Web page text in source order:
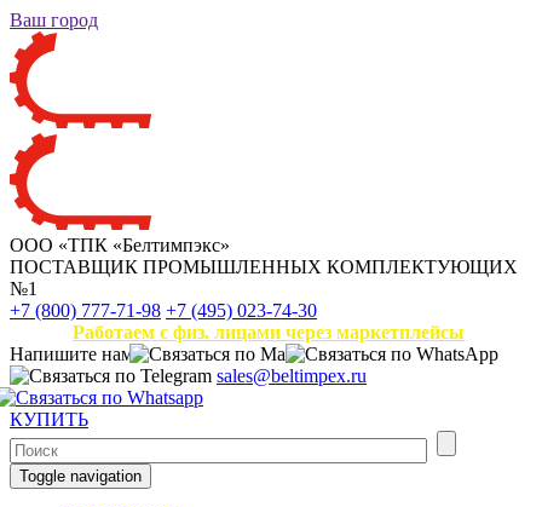
Ваш город
ООО «ТПК «Белтимпэкс»
ПОСТАВЩИК ПРОМЫШЛЕННЫХ КОМПЛЕКТУЮЩИХ
№1
+7 (800) 777-71-98 +7 (495) 023-74-30
Работаем с физ. лицами через маркетплейсы
Напишите нам
sales@beltimpex.ru
КУПИТЬ
Toggle navigation